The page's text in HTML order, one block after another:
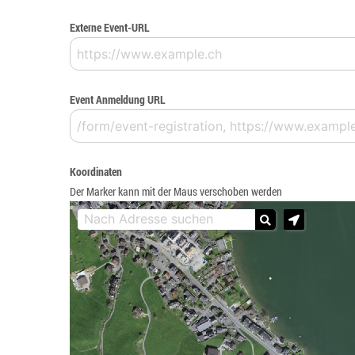
Externe Event-URL
Event Anmeldung URL
Koordinaten
Der Marker kann mit der Maus verschoben werden